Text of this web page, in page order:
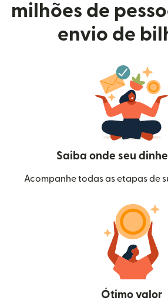
milhões de
envio de
Saiba onde seu
Acompanhe todas as etapas de
Ótimo valor